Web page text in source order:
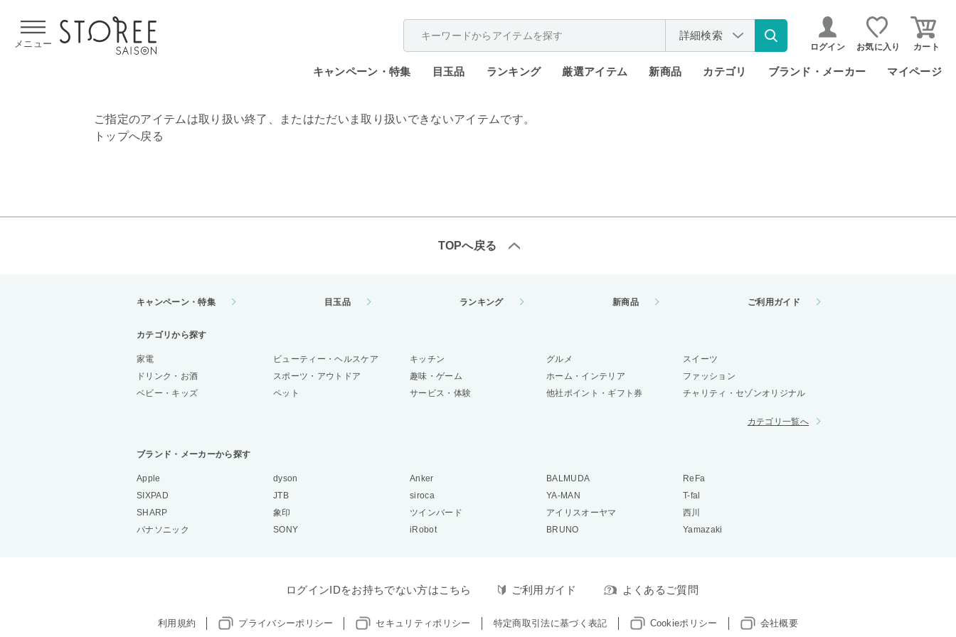
メニュー
詳細検索
ログイン お気に入り カート
キャンペーン・特集 目玉品 ランキング 厳選アイテム 新商品 カテゴリ ブランド・メーカー マイページ
ご指定のアイテムは取り扱い終了、またはただいま取り扱いできないアイテムです。
トップへ戻る
TOPへ戻る
キャンペーン・特集 目玉品 ランキング 新商品 ご利用ガイド
カテゴリから探す
家電 ビューティー・ヘルスケア キッチン グルメ
スイーツ
ドリンク・お酒
スポーツ・アウトドア 趣味・ゲーム ホーム・インテリア
ファッション
ベビー・キッズ
ペット サービス・体験 他社ポイント・ギフト券 チャリティ・セゾンオリジナル
カテゴリ一覧へ
ブランド・メーカーから探す
Apple dyson Anker BALMUDA
ReFa
SIXPAD
JTB siroca YA-MAN
T-fal
SHARP
象印 ツインバード アイリスオーヤマ
西川
パナソニック
SONY iRobot BRUNO Yamazaki
ログインIDをお持ちでない方はこちら ご利用ガイド よくあるご質問
利用規約 プライバシーポリシー セキュリティポリシー 特定商取引法に基づく表記 Cookieポリシー 会社概要